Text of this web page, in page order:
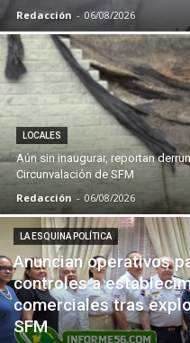
Redacción - 06/08/2026
LOCALES
Aún sin inaugurar, reportan
Circunvalación de SFM
Redacción - 06/08/2026
LA ESQUINA POLÍTICA
Anuncian operativos
controles a
comerciales tras
SFM